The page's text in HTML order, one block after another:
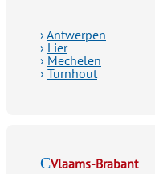
› Antwerpen
› Lier
› Mechelen
› Turnhout
Vlaams-Brabant